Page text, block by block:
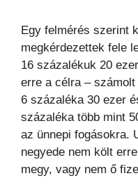
Egy felmérés szerint
megkérdezettek fele
16 százalékuk 20
erre a célra –
6 százaléka 30 ezer
százaléka több mint
az ünnepi fogásokra.
negyede nem költ
megy, vagy nem ő